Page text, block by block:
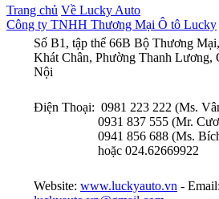
Trang chủ Về Lucky Auto
Công ty TNHH Thương Mại Ô tô Lucky
Số B1, tập thể 66B Bộ Thương
Khát Chân, Phường Thanh Lương,
Nội
Điện Thoại: 0981 223 222 (Ms.
0931 837 555 (Mr.
0941 856 688 (Ms.
hoặc 024.62669922
Website: www.luckyauto.vn - Email: